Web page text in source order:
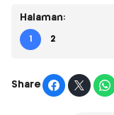
Halaman:
1 2
Share